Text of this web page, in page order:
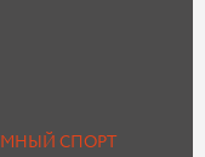
СПОРТ